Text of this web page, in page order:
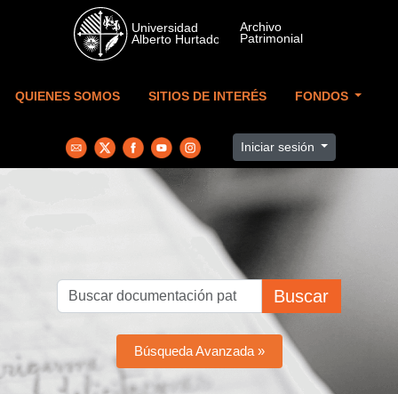
Skip to main content
QUIENES SOMOS SITIOS DE INTERÉS FONDOS
Iniciar sesión
Buscar
Búsqueda Avanzada »